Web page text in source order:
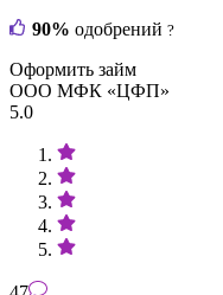
90% одобрений ?
Оформить займ
ООО МФК «ЦФП»
5.0